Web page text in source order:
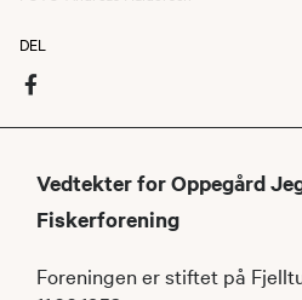
DEL
Vedtekter for Oppegård
Fiskerforening
Foreningen er stiftet på